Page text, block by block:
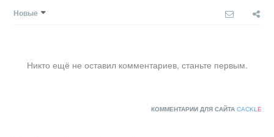
Новые
Никто ещё не оставил комментариев, станьте первым.
КОММЕНТАРИИ ДЛЯ САЙТА CACKL E